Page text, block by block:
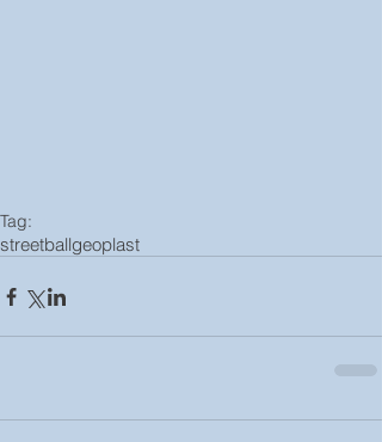
Tag:
streetballgeoplast